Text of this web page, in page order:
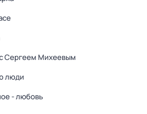
Сергеем Михеевым
люди
- любовь